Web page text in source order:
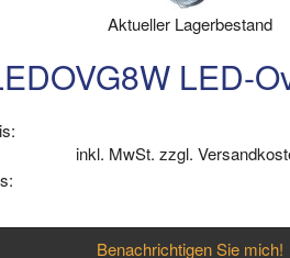
Aktueller Lagerbestand
LED-
inkl. MwSt. zzgl.
Benachrichtigen Sie mich!